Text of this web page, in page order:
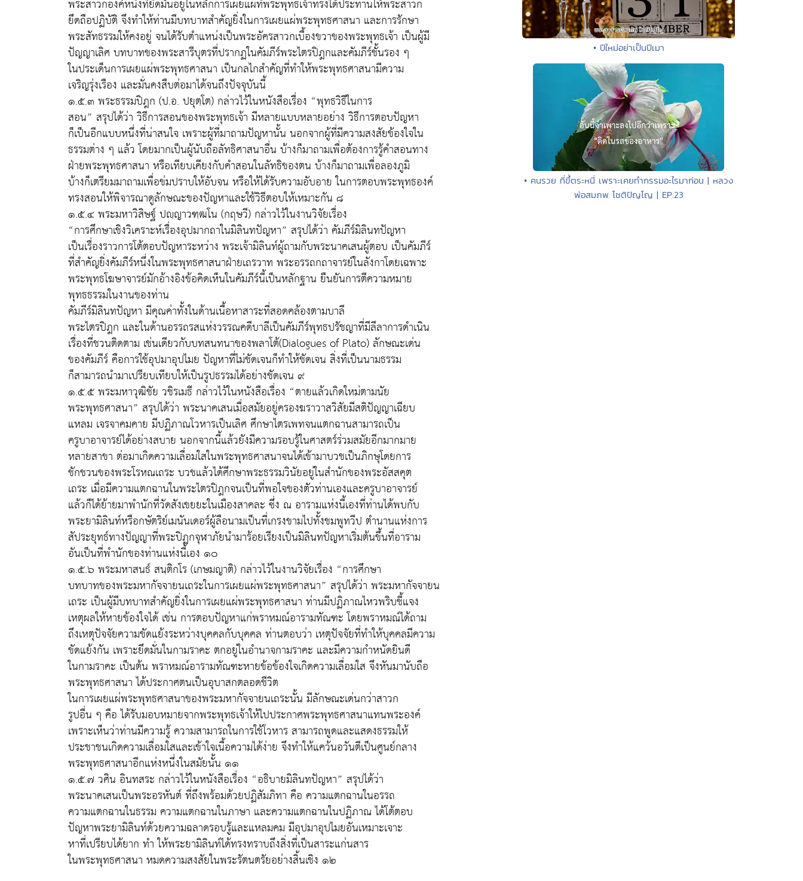
พระสาวกองค์หนึ่งที่ยึดมั่นอยู่ในหลักการเผยแผ่ที่พระพุทธเจ้าทรงได้ประทานให้พระสาวก
ยึดถือปฏิบัติ จึงทำให้ท่านมีบทบาทสำคัญยิ่งในการเผยแผ่พระพุทธศาสนา และการรักษา
พระสัทธรรมให้คงอยู่ จนได้รับตำแหน่งเป็นพระอัครสาวกเบื้องขวาของพระพุทธเจ้า เป็นผู้มี
ปัญญาเลิศ บทบาทของพระสารีบุตรที่ปรากฏในคัมภีร์พระไตรปิฎกและคัมภีร์ชั้นรอง ๆ
ในประเด็นการเผยแผ่พระพุทธศาสนา เป็นกลไกสำคัญที่ทำให้พระพุทธศาสนามีความ
เจริญรุ่งเรือง และมั่นคงสืบต่อมาได้จนถึงปัจจุบันนี้
๑.๕.๓ พระธรรมปิฎก (ป.อ. ปยุตฺโต) กล่าวไว้ในหนังสือเรื่อง “พุทธวิธีในการ
สอน” สรุปได้ว่า วิธีการสอนของพระพุทธเจ้า มีหลายแบบหลายอย่าง วิธีการตอบปัญหา
ก็เป็นอีกแบบหนึ่งที่น่าสนใจ เพราะผู้ที่มาถามปัญหานั้น นอกจากผู้ที่มีความสงสัยข้องใจใน
ธรรมต่าง ๆ แล้ว โดยมากเป็นผู้นับถือลัทธิศาสนาอื่น บ้างก็มาถามเพื่อต้องการรู้คำสอนทาง
ฝ่ายพระพุทธศาสนา หรือเทียบเคียงกับคำสอนในลัทธิของตน บ้างก็มาถามเพื่อลองภูมิ
บ้างก็เตรียมมาถามเพื่อข่มปราบให้อับจน หรือให้ได้รับความอับอาย ในการตอบพระพุทธองค์
ทรงสอนให้พิจารณาดูลักษณะของปัญหาและใช้วิธีตอบให้เหมาะกัน ๘
๑.๕.๔ พระมหาวิสิษฐ์ ปญฺญาวฑฺฒโน (กฤษวี) กล่าวไว้ในงานวิจัยเรื่อง
“การศึกษาเชิงวิเคราะห์เรื่องอุปมากถาในมิลินทปัญหา” สรุปได้ว่า คัมภีร์มิลินทปัญหา
เป็นเรื่องราวการโต้ตอบปัญหาระหว่าง พระเจ้ามิลินท์ผู้ถามกับพระนาคเสนผู้ตอบ เป็นคัมภีร์
ที่สำคัญยิ่งคัมภีร์หนึ่งในพระพุทธศาสนาฝ่ายเถรวาท พระอรรถกถาจารย์ในลังกาโดยเฉพาะ
พระพุทธโฆษาจารย์มักอ้างอิงข้อคิดเห็นในคัมภีร์นี้เป็นหลักฐาน ยืนยันการตีความหมาย
พุทธธรรมในงานของท่าน
คัมภีร์มิลินทปัญหา มีคุณค่าทั้งในด้านเนื้อหาสาระที่สอดคล้องตามบาลี
พระไตรปิฎก และในด้านอรรถรสแห่งวรรณคดีบาลีเป็นคัมภีร์พุทธปรัชญาที่มีลีลาการดำเนิน
เรื่องที่ชวนติดตาม เช่นเดียวกับบทสนทนาของพลาโต้(Dialogues of Plato) ลักษณะเด่น
ของคัมภีร์ คือการใช้อุปมาอุปไมย ปัญหาที่ไม่ชัดเจนก็ทำให้ชัดเจน สิ่งที่เป็นนามธรรม
ก็สามารถนำมาเปรียบเทียบให้เป็นรูปธรรมได้อย่างชัดเจน ๙
๑.๕.๕ พระมหาวุฒิชัย วชิรเมธี กล่าวไว้ในหนังสือเรื่อง “ตายแล้วเกิดใหม่ตามนัย
พระพุทธศาสนา” สรุปได้ว่า พระนาคเสนเมื่อสมัยอยู่ครองฆราวาสวิสัยมีสติปัญญาเฉียบ
แหลม เจรจาคมคาย มีปฏิภาณโวหารเป็นเลิศ ศึกษาไตรเพทจนแตกฉานสามารถเป็น
ครูบาอาจารย์ได้อย่างสบาย นอกจากนี้แล้วยังมีความรอบรู้ในศาสตร์ร่วมสมัยอีกมากมาย
หลายสาขา ต่อมาเกิดความเลื่อมใสในพระพุทธศาสนาจนได้เข้ามาบวชเป็นภิกษุโดยการ
ชักชวนของพระโรหณเถระ บวชแล้วได้ศึกษาพระธรรมวินัยอยู่ในสำนักของพระอัสสคุต
เถระ เมื่อมีความแตกฉานในพระไตรปิฎกจนเป็นที่พอใจของตัวท่านเองและครูบาอาจารย์
แล้วก็ได้ย้ายมาพำนักที่วัดสังเขยยะในเมืองสาคละ ซึ่ง ณ อารามแห่งนี้เองที่ท่านได้พบกับ
พระยามิลินท์หรือกษัตริย์เมนันเดอร์ผู้ลือนามเป็นที่เกรงขามไปทั้งชมพูทวีป ตำนานแห่งการ
สัประยุทธ์ทางปัญญาที่พระปิฏกจุฬาภัยนำมาร้อยเรียงเป็นมิลินทปัญหาเริ่มต้นขึ้นที่อาราม
อันเป็นที่พำนักของท่านแห่งนี้เอง ๑๐
๑.๕.๖ พระมหาสนธ์ สนฺติกโร (เกษมญาติ) กล่าวไว้ในงานวิจัยเรื่อง “การศึกษา
บทบาทของพระมหากัจจายนเถระในการเผยแผ่พระพุทธศาสนา” สรุปได้ว่า พระมหากัจจายน
เถระ เป็นผู้มีบทบาทสำคัญยิ่งในการเผยแผ่พระพุทธศาสนา ท่านมีปฏิภาณไหวพริบชี้แจง
เหตุผลให้หายข้องใจได้ เช่น การตอบปัญหาแก่พราหมณ์อารามทัณฑะ โดยพราหมณ์ได้ถาม
ถึงเหตุปัจจัยความขัดแย้งระหว่างบุคคลกับบุคคล ท่านตอบว่า เหตุปัจจัยที่ทำให้บุคคลมีความ
ขัดแย้งกัน เพราะยึดมั่นในกามราคะ ตกอยู่ในอำนาจกามราคะ และมีความกำหนัดยินดี
ในกามราคะ เป็นต้น พราหมณ์อารามทัณฑะหายข้อข้องใจเกิดความเลื่อมใส จึงหันมานับถือ
พระพุทธศาสนา ได้ประกาศตนเป็นอุบาสกตลอดชีวิต
ในการเผยแผ่พระพุทธศาสนาของพระมหากัจจายนเถระนั้น มีลักษณะเด่นกว่าสาวก
รูปอื่น ๆ คือ ได้รับมอบหมายจากพระพุทธเจ้าให้ไปประกาศพระพุทธศาสนาแทนพระองค์
เพราะเห็นว่าท่านมีความรู้ ความสามารถในการใช้โวหาร สามารถพูดและแสดงธรรมให้
ประชาชนเกิดความเลื่อมใสและเข้าใจเนื้อความได้ง่าย จึงทำให้แคว้นอวันตีเป็นศูนย์กลาง
พระพุทธศาสนาอีกแห่งหนึ่งในสมัยนั้น ๑๑
๑.๕.๗ วศิน อินทสระ กล่าวไว้ในหนังสือเรื่อง “อธิบายมิลินทปัญหา” สรุปได้ว่า
พระนาคเสนเป็นพระอรหันต์ ที่ถึงพร้อมด้วยปฏิสัมภิทา คือ ความแตกฉานในอรรถ
ความแตกฉานในธรรม ความแตกฉานในภาษา และความแตกฉานในปฏิภาณ ได้โต้ตอบ
ปัญหาพระยามิลินท์ด้วยความฉลาดรอบรู้และแหลมคม มีอุปมาอุปไมยอันเหมาะเจาะ
หาที่เปรียบได้ยาก ทำ ให้พระยามิลินท์ได้ทรงทราบถึงสิ่งที่เป็นสาระแก่นสาร
ในพระพุทธศาสนา หมดความสงสัยในพระรัตนตรัยอย่างสิ้นเชิง ๑๒
• ปีใหม่อย่าเป็นปีเมา
• คนรวย ที่ขึ้ตระหนี่ เพราะเคยทำกรรมอะไรมาก่อน | หลวง
พ่อสมภพ โชติปัญโญ | EP.23